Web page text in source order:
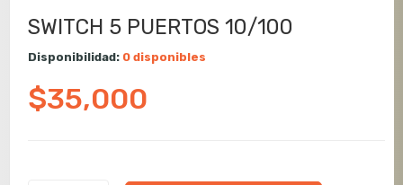
SWITCH 5 PUERTOS 10/100
Disponibilidad: 0 disponibles
$35,000